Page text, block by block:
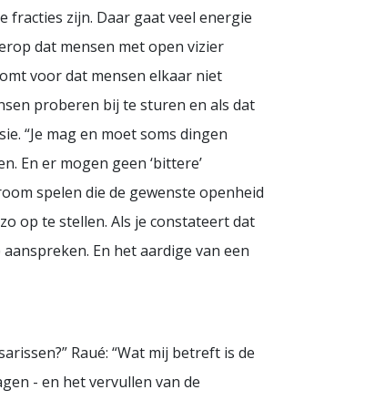
fracties zijn. Daar gaat veel energie
dat mensen met open vizier
voor dat mensen elkaar niet
proberen bij te sturen en als dat
“Je mag en moet soms dingen
En er mogen geen ‘bittere’
spelen die de gewenste openheid
op te stellen. Als je constateert dat
En het aardige van een
Raué: “Wat mij betreft is de
- en het vervullen van de